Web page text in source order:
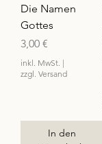
Die Namen
Gottes
Preis
3,00 €
inkl. MwSt. |
zzgl. Versand
In den